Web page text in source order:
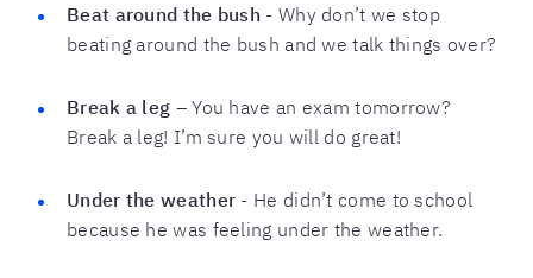
Beat around the bush - Why don’t we stop
beating around the bush and we talk things over?
Break a leg – You have an exam tomorrow?
Break a leg! I’m sure you will do great!
Under the weather - He didn’t come to school
because he was feeling under the weather.